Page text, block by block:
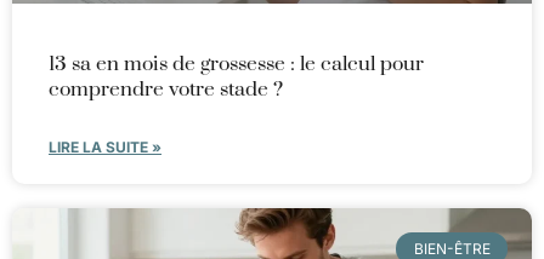
13 sa en mois de grossesse : le calcul pour
comprendre votre stade ?
LIRE LA SUITE »
BIEN-ÊTRE